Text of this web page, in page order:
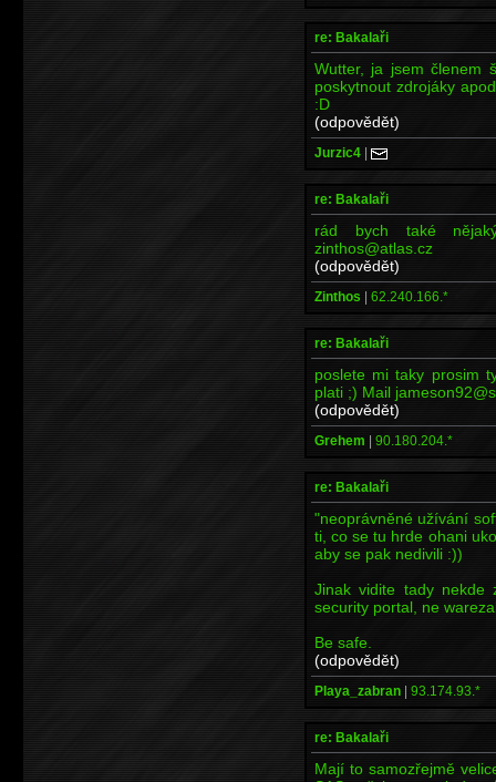
re: Bakalaři
Wutter, ja jsem členem
poskytnout zdrojáky
:D
(odpovědět)
Jurzic4 |
re: Bakalaři
rád bych také
zinthos@atlas.cz
(odpovědět)
Zinthos | 62.240.166.*
re: Bakalaři
poslete mi taky prosim
plati ;) Mail
(odpovědět)
Grehem | 90.180.204.*
re: Bakalaři
"neoprávněné užívání
ti, co se tu hrde ohani
aby se pak nedivili :))
Jinak vidite tady nekde
security portal, ne
Be safe.
(odpovědět)
Playa_zabran | 93.174.93.*
re: Bakalaři
Mají to samozřejmě